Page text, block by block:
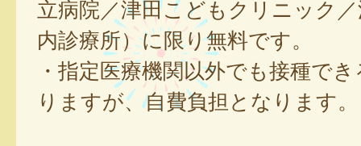
立病院／津田こどもクリニック
内診療所）に限り無料です。
・指定医療機関以外でも接種で
りますが、自費負担となります。